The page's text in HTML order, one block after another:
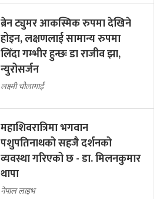
ब्रेन ट्युमर आकस्मिक रुपमा देखिने
होइन, लक्षणलाई सामान्य रुपमा
लिँदा गम्भीर हुन्छः डा राजीव झा,
न्युरोसर्जन
लक्ष्मी चौलागाईं
महाशिवरात्रिमा भगवान
पशुपतिनाथको सहजै दर्शनको
व्यवस्था गरिएको छ - डा. मिलनकुमार
थापा
नेपाल लाइभ